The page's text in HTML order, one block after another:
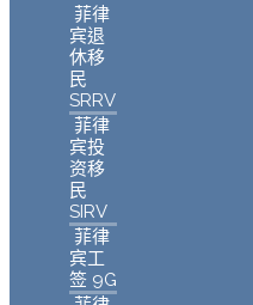
菲律
宾退
休移
民
SRRV
菲律
宾投
资移
民
SIRV
菲律
宾工
签 9G